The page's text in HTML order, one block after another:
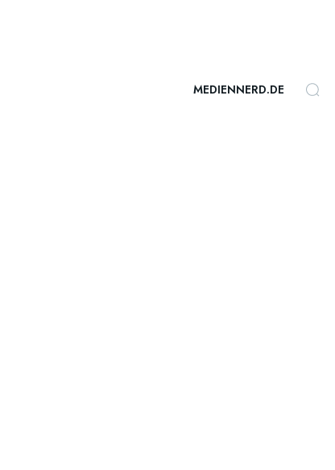
MEDIENNERD.DE